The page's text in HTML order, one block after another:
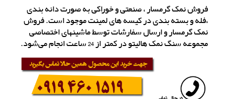
فروش نمک گرمسار ، صنعتی و خوراکی به صورت دانه بندی
،فله و بسته بندی در کیسه های لمینت موجود است. فروش
نمک گرمسار و ارسال سفارشات توسط ماشینهای اختصاصی
مجموعه سنگ نمک هالیتو در کمتر از 24 ساعت انجام می‌شود.